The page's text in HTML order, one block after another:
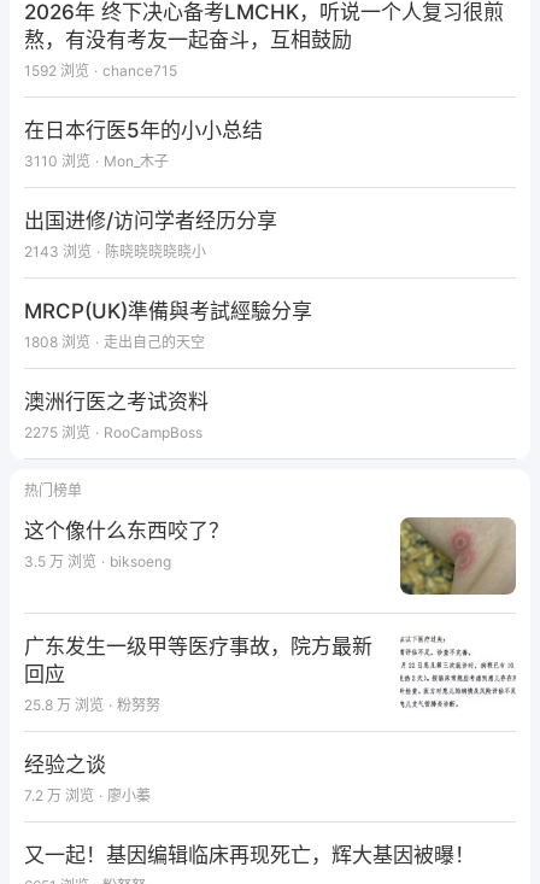
2026年 终下决心备考LMCHK，听说一个人复习很煎
熬，有没有考友一起奋斗，互相鼓励
1592 浏览 · chance715
在日本行医5年的小小总结
3110 浏览 · Mon_木子
出国进修/访问学者经历分享
2143 浏览 · 陈晓晓晓晓晓小
MRCP(UK)準備與考試經驗分享
1808 浏览 · 走出自己的天空
澳洲行医之考试资料
2275 浏览 · RooCampBoss
热门榜单
这个像什么东西咬了？
3.5 万 浏览 · biksoeng
广东发生一级甲等医疗事故，院方最新
回应
25.8 万 浏览 · 粉努努
经验之谈
7.2 万 浏览 · 廖小蓁
又一起！基因编辑临床再现死亡，辉大基因被曝！